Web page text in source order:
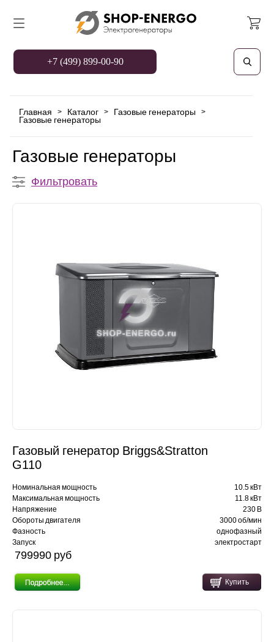
+7 (499) 899-00-90
Главная > Каталог > Газовые генераторы >
Газовые генераторы
Газовые генераторы
Фильтровать
Газовый генератор Briggs&Stratton
G110
Номинальная мощность
10.5 кВт
Максимальная мощность
11.8 кВт
Напряжение
230 В
Обороты двигателя
3000 об/мин
Фазность
однофазный
Запуск
электростарт
799990 pуб
Купить